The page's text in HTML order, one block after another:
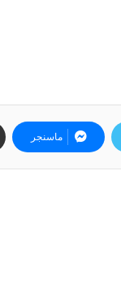
ماسنجر